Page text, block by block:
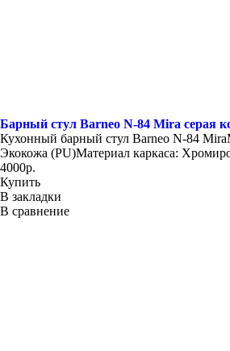
Барный стул Barneo N-84 Mira серая
Кухонный барный стул Barneo N-84
Экокожа (PU)Материал каркаса:
4000р.
Купить
В закладки
В сравнение